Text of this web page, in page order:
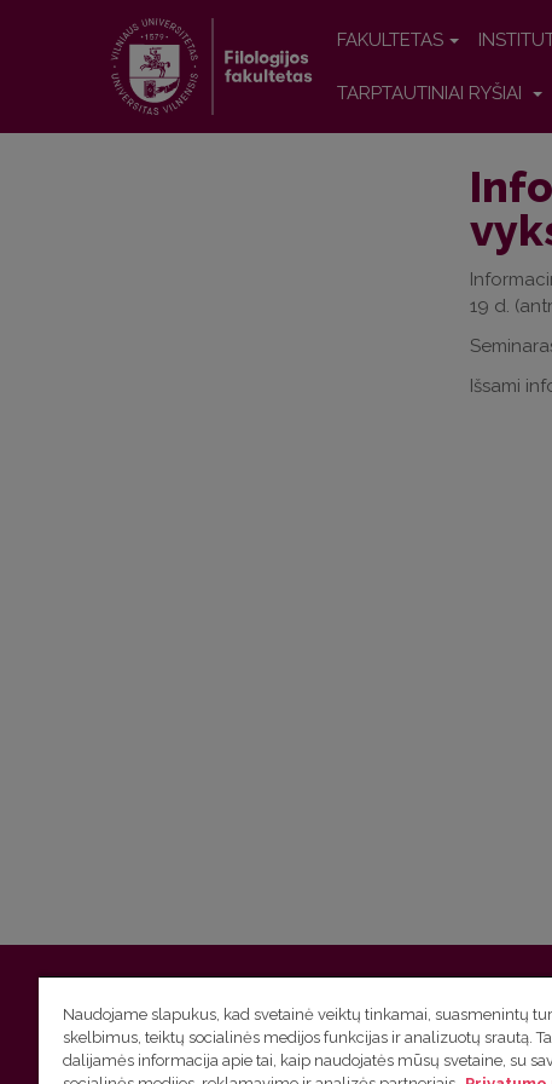
FAKULTETAS
TARPTAUTINIAI RYŠIAI
19 d.
Išsami
Vilniaus universitetas Filologijos fakultetas | Universiteto g.
Studijų skyriaus(studijų ir tvarkaraščio klausimai) tel. (0
Naudojame slapukus, kad svetainė veiktų tinkamai, suasmenintų
skelbimus, teiktų socialinės medijos funkcijas ir analizuotų srautą.
dalijamės informacija apie tai, kaip naudojatės mūsų svetaine, su